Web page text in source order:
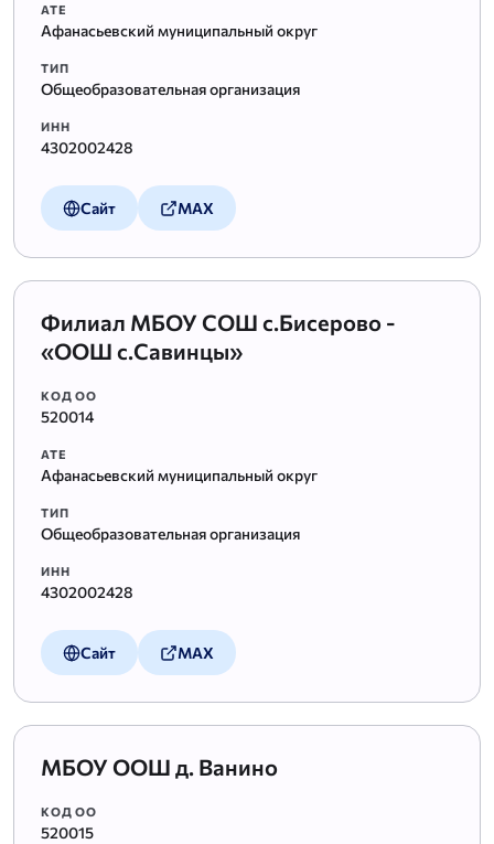
АТЕ
Афанасьевский муниципальный округ
ТИП
Общеобразовательная организация
ИНН
4302002428
Сайт MAX
Филиал МБОУ СОШ с.Бисерово -
«ООШ с.Савинцы»
КОД ОО
520014
АТЕ
Афанасьевский муниципальный округ
ТИП
Общеобразовательная организация
ИНН
4302002428
Сайт MAX
МБОУ ООШ д. Ванино
КОД ОО
520015